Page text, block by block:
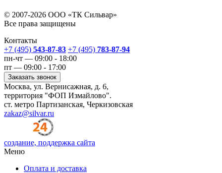
© 2007-2026 ООО «ТК Сильвар»
Все права защищены
Контакты
+7 (495) 543-87-83 +7 (495) 783-87-94
пн-чт — 09:00 - 18:00
пт — 09:00 - 17:00
Заказать звонок
Москва, ул. Вернисажная, д. 6,
территория "ФОП Измайлово".
ст. метро Партизанская, Черкизовская
zakaz@silvar.ru
создание, поддержка сайта
Меню
Оплата и доставка